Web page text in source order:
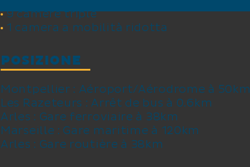
9 camere triple
1 camera a mobilità ridotta
POSIZIONE
Montpellier : Aéroport/Aérodrome à 50km
Les Razeteurs : Arrêt de bus à 0.6km
Arles : Gare ferroviaire à 38km
Marseille : Gare maritime à 120km
Arles : Gare routière à 38km